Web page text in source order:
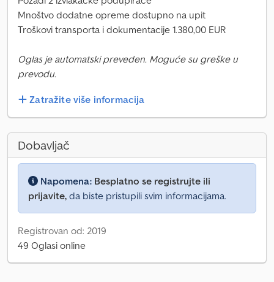
Mnoštvo dodatne opreme dostupno na upit
Troškovi transporta i dokumentacije 1.380,00 EUR
Oglas je automatski preveden. Moguće su greške u
prevodu.
Zatražite više informacija
Dobavljač
Napomena: Besplatno se registrujte ili
prijavite, da biste pristupili svim informacijama.
Registrovan od: 2019
49 Oglasi online